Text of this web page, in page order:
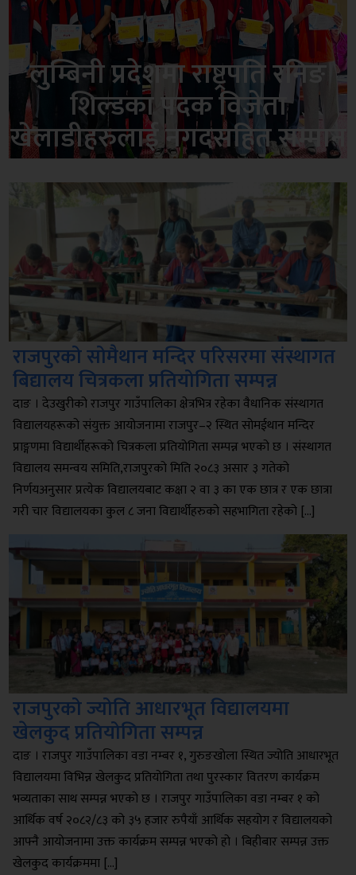
लुम्बिनी प्रदेशमा राष्ट्रपति रनिङ
शिल्डका पदक विजेता
खेलाडीहरुलाई नगदसहित सम्मान
राजपुरको सोमैथान मन्दिर परिसरमा संस्थागत
बिद्यालय चित्रकला प्रतियोगिता सम्पन्न
दाङ । देउखुरीको राजपुर गाउँपालिका क्षेत्रभित्र रहेका वैधानिक संस्थागत
विद्यालयहरूको संयुक्त आयोजनामा राजपुर–२ स्थित सोमईथान मन्दिर
प्राङ्गणमा विद्यार्थीहरूको चित्रकला प्रतियोगिता सम्पन्न भएको छ । संस्थागत
विद्यालय समन्वय समिति,राजपुरको मिति २०८३ असार ३ गतेको
निर्णयअनुसार प्रत्येक विद्यालयबाट कक्षा २ वा ३ का एक छात्र र एक छात्रा
गरी चार विद्यालयका कुल ८ जना विद्यार्थीहरुको सहभागिता रहेको […]
राजपुरको ज्योति आधारभूत विद्यालयमा
खेलकुद प्रतियोगिता सम्पन्न
दाङ । ​राजपुर गाउँपालिका वडा नम्बर १, गुरुङखोला स्थित ज्योति आधारभूत
विद्यालयमा विभिन्न खेलकुद प्रतियोगिता तथा पुरस्कार वितरण कार्यक्रम
भव्यताका साथ सम्पन्न भएको छ । ​राजपुर गाउँपालिका वडा नम्बर १ को
आर्थिक वर्ष २०८२/८३ को ३५ हजार रुपैयाँ आर्थिक सहयोग र विद्यालयको
आफ्नै आयोजनामा उक्त कार्यक्रम सम्पन्न भएको हो । बिहीबार सम्पन्न उक्त
खेलकुद कार्यक्रममा […]